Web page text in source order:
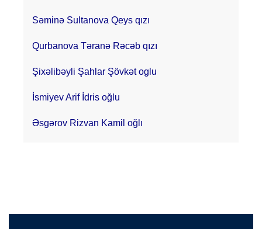
Səminə Sultanova Qeys qızı
Qurbanova Təranə Rəcəb qızı
Şixəlibəyli Şahlar Şövkət oglu
İsmiyev Arif İdris oğlu
Əsgərov Rizvan Kamil oğlı